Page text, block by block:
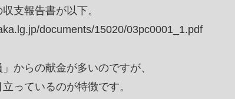
支報告書が以下。
documents/15020/03pc0001_1.pdf
からの献金が多いのですが、
っているのが特徴です。